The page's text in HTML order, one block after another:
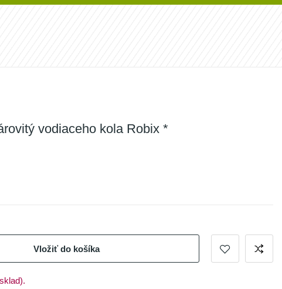
vodiaceho kola Robix *
Vložiť do košíka